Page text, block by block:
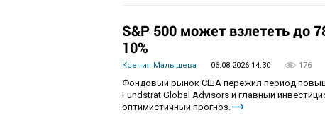
S&P 500 может взлететь до
10%
Ксения Малышева 06.08.2026 14:30 176
Фондовый рынок США пережил период
Fundstrat Global Advisors и главный
оптимистичный прогноз.